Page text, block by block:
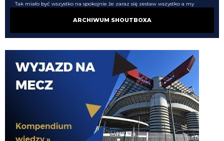
Tak miało być wszystko na spokojnie że zaraz się zestaw wszystko a my
w ogóle negocjowaliśmy i staraliśmy się o Romero jeżeli siedzieli że bez
ostatnich minut okienka
Niestety ROmero coraz bliżej Atletico, zaczynam mieć obawy o kasowanie
konta. Spokój nic nie dał, a tak niektórzy doradzają, aby spokojnie czekać,
jeszcze trzy tygodnie merkato
Dzień dobry. Jak mija pogodny sierpniowy poranek? Czy Pan Bartman
powróci? Jak wygląa sprawa wenerycznego runa? Czy wszystkie matki
miały jednak spokojną noc? Flaga na płocie, czy w szufladzie? ... SB było na
prawdę fajne przez weekend
ARCHIWUM SHOUTBOXA